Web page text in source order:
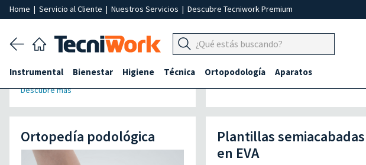
Home | Servicio al Cliente | Nuestros Servicios | Descubre Tecniwork Premium
Instrumental Bienestar Higiene Técnica Ortopodología Aparatos
Descubre más
Ortopedía podológica
Plantillas semiacabadas
en EVA